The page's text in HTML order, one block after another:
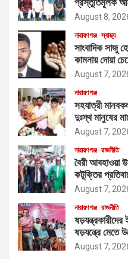
August 8,
নারায়ণগঞ্জ স্বাস্থ্য
সাংবাদিক সাজু
কামনায় দোয়া
August 7,
নারায়ণগঞ্জ
সহযাত্রী
দুঃস্থ মানুষের
August 7,
নারায়ণগঞ্জ রাজনীতি
বৈরী আবহাওয়া
কটূক্তির
August 7,
নারায়ণগঞ্জ রাজনীতি
ষড়যন্ত্রে মেতে
August 7,